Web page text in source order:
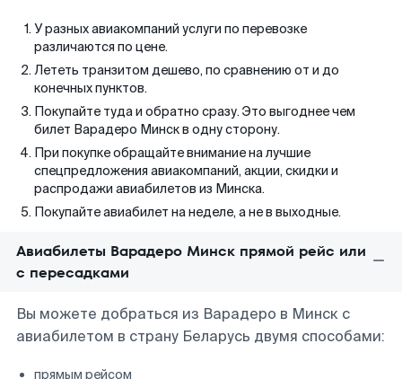
У разных авиакомпаний услуги по перевозке
различаются по цене.
Лететь транзитом дешево, по сравнению от и до
конечных пунктов.
Покупайте туда и обратно сразу. Это выгоднее чем
билет Варадеро Минск в одну сторону.
При покупке обращайте внимание на лучшие
спецпредложения авиакомпаний, акции, скидки и
распродажи авиабилетов из Минска.
Покупайте авиабилет на неделе, а не в выходные.
Авиабилеты Варадеро Минск прямой рейс или
с пересадками
Вы можете добраться из Варадеро в Минск с
авиабилетом в страну Беларусь двумя способами:
прямым рейсом